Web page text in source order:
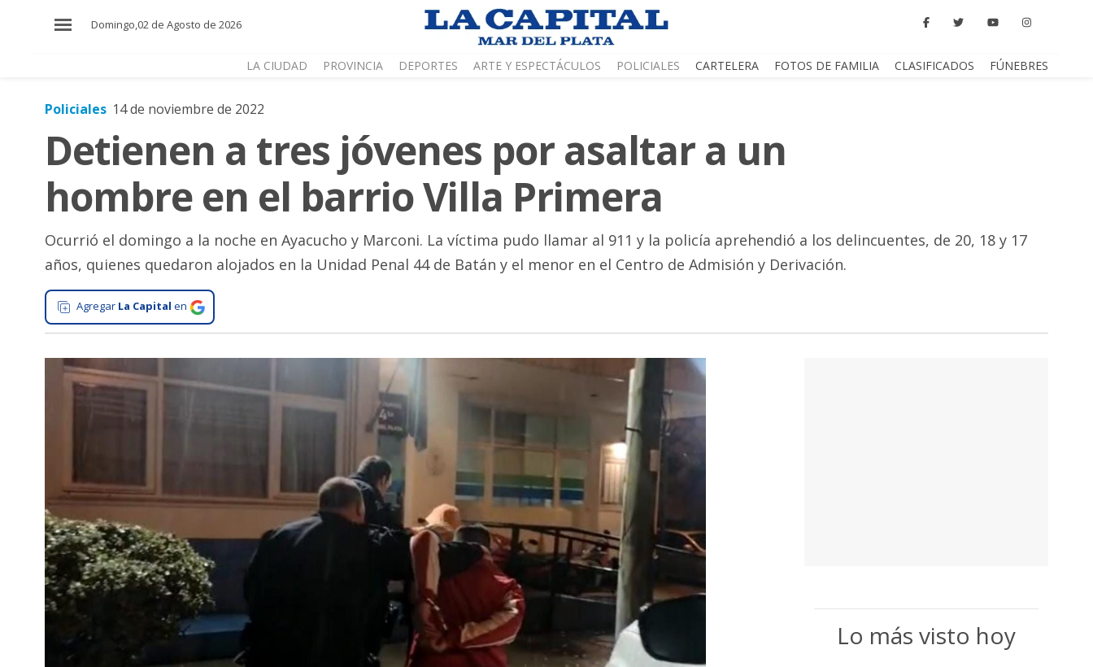
Domingo,02 de Agosto de 2026
LA CIUDAD PROVINCIA DEPORTES ARTE Y ESPECTÁCULOS POLICIALES CARTELERA FOTOS DE FAMILIA CLASIFICADOS FÚNEBRES
Mundo
Zona
Cultura
Tecnología
Gastronomía
Salud
Deportes
Arte
Espectáculos
Policiales
Cartelera
Policiales 14 de noviembre de 2022
Detienen a tres jóvenes por asaltar a un
hombre en el barrio Villa Primera
Ocurrió el domingo a la noche en Ayacucho y Marconi. La víctima pudo llamar al 911 y la policía aprehendió a los delincuentes, de 20, 18 y 17
años, quienes quedaron alojados en la Unidad Penal 44 de Batán y el menor en el Centro de Admisión y Derivación.
Agregar La Capital en
Lo más visto hoy